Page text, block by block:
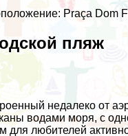
Praça Dom
пляж
недалеко от
водами моря, с
для любителей